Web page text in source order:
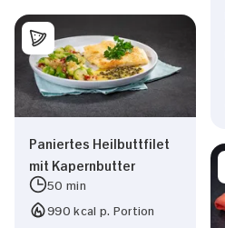
Paniertes Heilbuttfilet
mit Kapernbutter
50 min
990 kcal p. Portion